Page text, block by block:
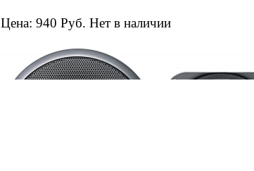
Цена: 940 Руб. Нет в наличии